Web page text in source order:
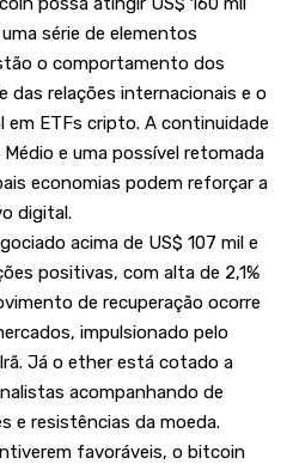
série de elementos
o comportamento dos
das relações internacionais e o
ETFs cripto. A continuidade
e uma possível retomada
economias podem reforçar a
digital.
acima de US$ 107 mil e
positivas, com alta de 2,1%
de recuperação ocorre
impulsionado pelo
Já o ether está cotado a
acompanhando de
e resistências da moeda.
favoráveis, o bitcoin